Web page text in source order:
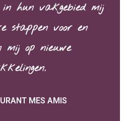
hun vakgebied mij
stappen voor en
mij op nieuwe
MES AMIS